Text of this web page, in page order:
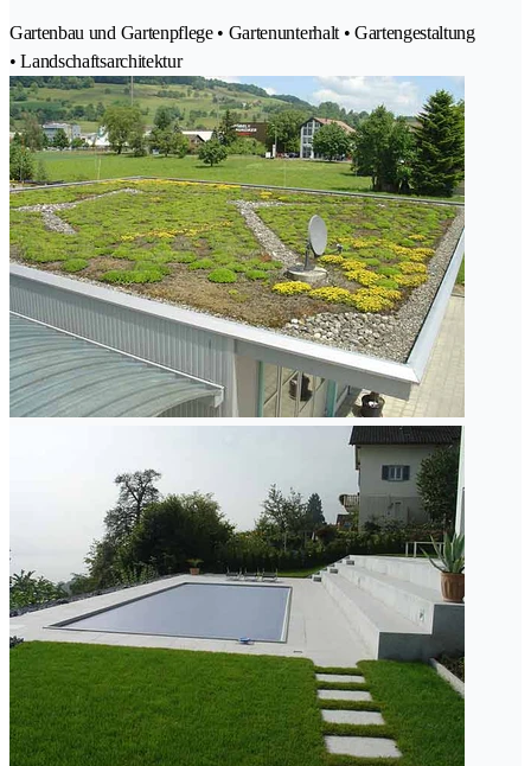
Gartenbau und Gartenpflege • Gartenunterhalt • Gartengestaltung
• Landschaftsarchitektur